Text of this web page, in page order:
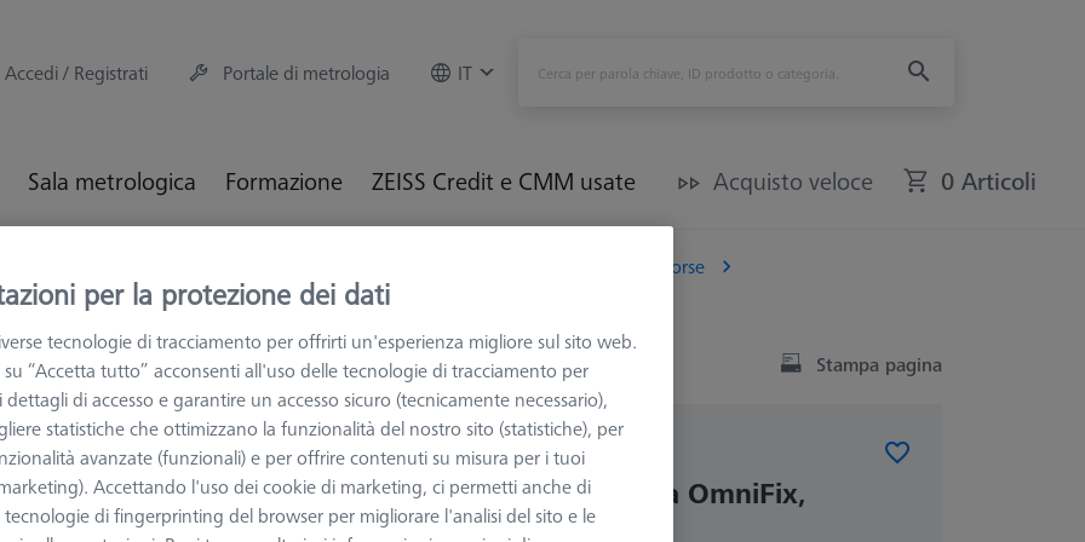
Accedi / Registrati Portale di metrologia IT
Sala metrologica Formazione ZEISS Credit e CMM usate Acquisto veloce 0 Articoli
Mandrini e Morse
OmniFix, 80x160
Stampa pagina
MANDRINI E MORSE STANDARD
Morsa per metrologia OmniFix,
80x160
per la protezione dei dati
tecnologie di tracciamento per offrirti un'esperienza migliore sul sito web.
su “Accetta tutto” acconsenti all'uso delle tecnologie di tracciamento per
dettagli di accesso e garantire un accesso sicuro (tecnicamente necessario),
statistiche che ottimizzano la funzionalità del nostro sito (statistiche), per
avanzate (funzionali) e per offrire contenuti su misura per i tuoi
Accettando l'uso dei cookie di marketing, ci permetti anche di
tecnologie di fingerprinting del browser per migliorare l'analisi del sito e le